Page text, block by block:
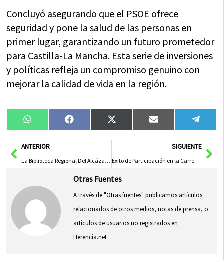
Concluyó asegurando que el PSOE ofrece
seguridad y pone la salud de las personas en
primer lugar, garantizando un futuro prometedor
para Castilla-La Mancha. Esta serie de inversiones
y políticas refleja un compromiso genuino con
mejorar la calidad de vida en la región.
Compartir
en
WhatsAppCompartir
en
FacebookCompartir
en
X
(Twitter)
Compartir
en
Email
en
AntANTERIOR
La Biblioteca Regional Del Alcázar Celebra 27 Años y Refuerza Su Papel Cultural en la Comunidad
SIGUIENTE
Éxito de Participación en la Carrera de Albacete para Visibilizar el Cáncer de Mama y Ginecológico
Otras Fuentes
A través de "Otras fuentes" publicamos artículos
relacionados de otros medios, notas de prensa, o
artículos de usuarios no registrados en
Herencia.net